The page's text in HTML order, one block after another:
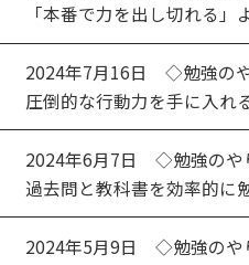
「本番で力を出し切れる」
2024年7月16日
◇勉強の
圧倒的な行動力を手に入れ
2024年6月7日
◇勉強のや
過去問と教科書を効率的に
2024年5月9日
◇勉強のや